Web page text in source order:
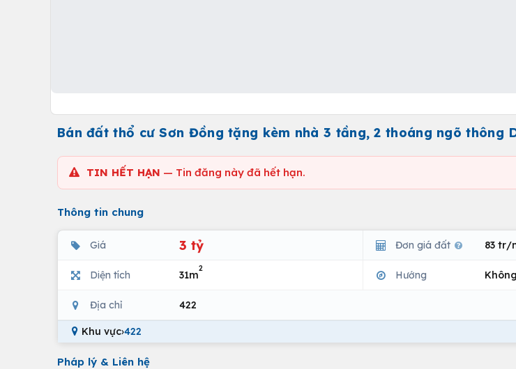
Bán đất thổ cư Sơn Đồng tặng kèm nhà 3 tầng, 2 thoáng ngõ thông
TIN HẾT HẠN — Tin đăng này đã hết hạn.
Thông tin chung
Giá 3 tỷ Đơn giá đất 83 tr/
Diện tích 31m
2
Hướng
Địa chỉ 422
Khu vực›422
Pháp lý & Liên hệ